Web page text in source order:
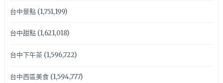
台中景點(1,751,199)
台中甜點(1,621,018)
台中下午茶(1,596,722)
台中西區美食(1,594,777)